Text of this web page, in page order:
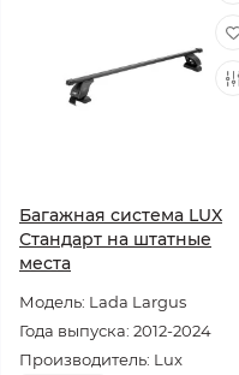
Багажная система LUX
Стандарт на штатные
места
Модель: Lada Largus
Года выпуска: 2012-2024
Производитель: Lux